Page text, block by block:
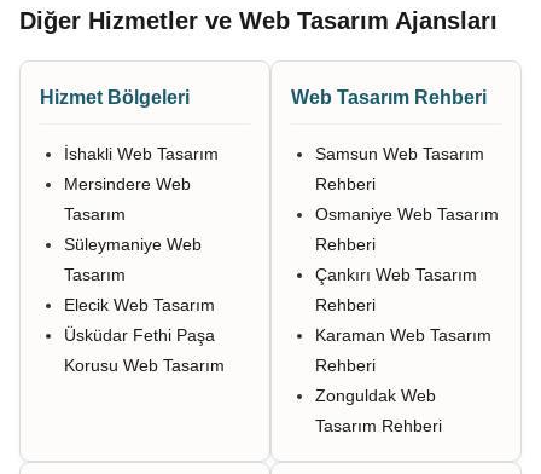
Diğer Hizmetler ve Web Tasarım Ajansları
Hizmet Bölgeleri
İshakli Web Tasarım
Mersindere Web
Tasarım
Süleymaniye Web
Tasarım
Elecik Web Tasarım
Üsküdar Fethi Paşa
Korusu Web Tasarım
Web Tasarım Rehberi
Samsun Web Tasarım
Rehberi
Osmaniye Web Tasarım
Rehberi
Çankırı Web Tasarım
Rehberi
Karaman Web Tasarım
Rehberi
Zonguldak Web
Tasarım Rehberi